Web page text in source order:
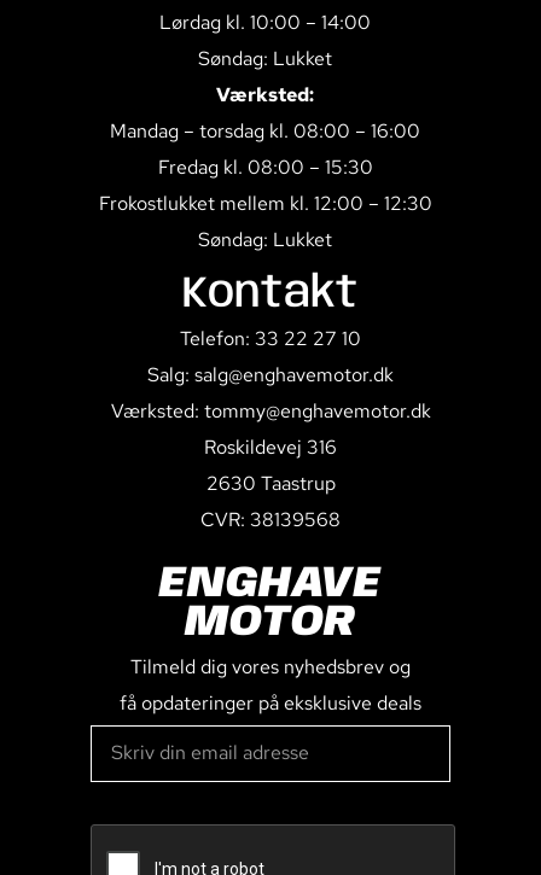
Lørdag kl. 10:00 – 14:00
Søndag: Lukket
Værksted:
Mandag – torsdag kl. 08:00 – 16:00
Fredag kl. 08:00 – 15:30
Frokostlukket mellem kl. 12:00 – 12:30
Søndag: Lukket
Kontakt
Telefon: 33 22 27 10
Salg: salg@enghavemotor.dk
Værksted: tommy@enghavemotor.dk
Roskildevej 316
2630 Taastrup
CVR: 38139568
ENGHAVE
MOTOR
Tilmeld dig vores nyhedsbrev og
få opdateringer på eksklusive deals